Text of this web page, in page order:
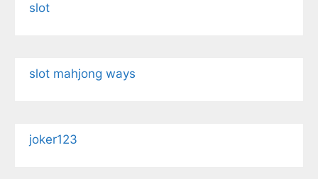
slot
slot mahjong ways
joker123